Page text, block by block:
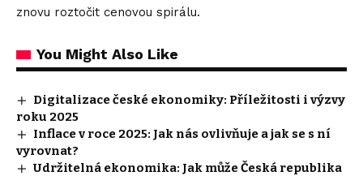
znovu roztočit cenovou spirálu.
You Might Also Like
Digitalizace české ekonomiky: Příležitosti i výzvy
roku 2025
Inflace v roce 2025: Jak nás ovlivňuje a jak se s ní
vyrovnat?
Udržitelná ekonomika: Jak může Česká republika